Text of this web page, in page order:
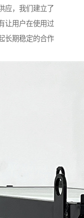
应，我们建立了
让用户在使用过
长期稳定的合作